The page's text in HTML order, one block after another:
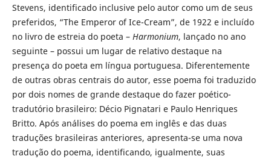
Stevens, identificado inclusive pelo autor como um de seus
preferidos, “The Emperor of Ice-Cream”, de 1922 e incluído
no livro de estreia do poeta – Harmonium, lançado no ano
seguinte – possui um lugar de relativo destaque na
presença do poeta em língua portuguesa. Diferentemente
de outras obras centrais do autor, esse poema foi traduzido
por dois nomes de grande destaque do fazer poético-
tradutório brasileiro: Décio Pignatari e Paulo Henriques
Britto. Após análises do poema em inglês e das duas
traduções brasileiras anteriores, apresenta-se uma nova
tradução do poema, identificando, igualmente, suas